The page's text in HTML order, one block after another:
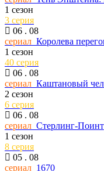
1 сезон
3 серия
06 . 08
сериал Королева
1 сезон
40 серия
06 . 08
сериал Каштановый
2 сезон
6 серия
06 . 08
сериал Стерлинг-Поинт
1 сезон
8 серия
05 . 08
сериал 1670